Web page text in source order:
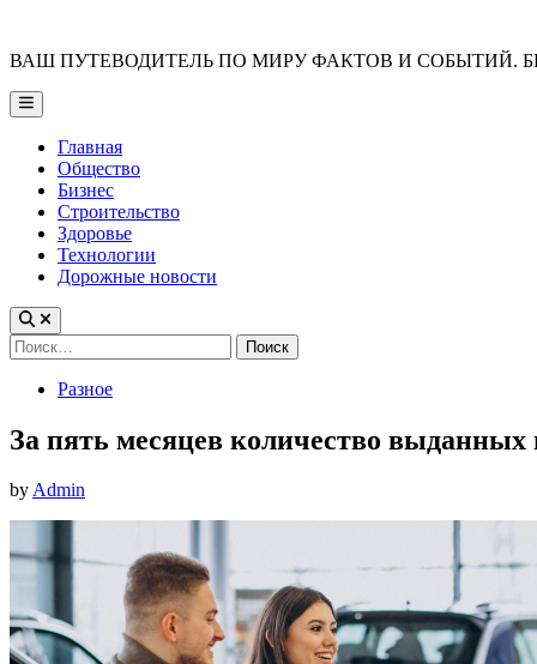
content
ВАШ ПУТЕВОДИТЕЛЬ ПО МИРУ ФАКТОВ И СОБЫТИЙ.
Main
Menu
Главная
Общество
Бизнес
Строительство
Здоровье
Технологии
Дорожные новости
Найти:
PostedРазное
За пять месяцев количество
byAdmin